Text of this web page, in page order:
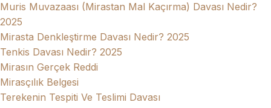
Muris Muvazaası (Mirastan Mal Kaçırma) Davası Nedir?
2025
Mirasta Denkleştirme Davası Nedir? 2025
Tenkis Davası Nedir? 2025
Mirasın Gerçek Reddi
Mirasçılık Belgesi
Terekenin Tespiti Ve Teslimi Davası